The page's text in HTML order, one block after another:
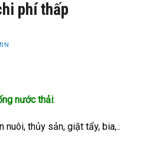
phí thấp
nước thải:
thủy sản, giặt tẩy, bia,..